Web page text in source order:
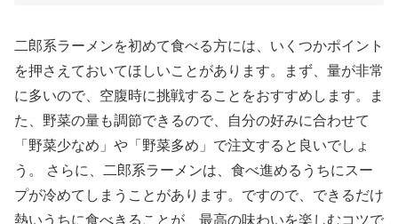
二郎系ラーメンを初めて食べる方には、いくつかポイント
を押さえておいてほしいことがあります。まず、量が非常
に多いので、空腹時に挑戦することをおすすめします。ま
た、野菜の量も調節できるので、自分の好みに合わせて
「野菜少なめ」や「野菜多め」で注文すると良いでしょ
う。 さらに、二郎系ラーメンは、食べ進めるうちにスー
プが冷めてしまうことがあります。ですので、できるだけ
熱いうちに食べきることが、最高の味わいを楽しむコツで